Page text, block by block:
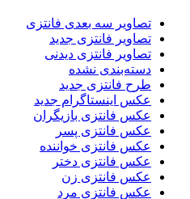
تصاویر سه بعدی فانتزی
تصاویر فانتزی جدید
تصاویر فانتزی دیدنی
دسته‌بندی نشده
طرح فانتزی جدید
عکس اینستاگرام جدید
عکس فانتزی بازیگران
عکس فانتزی پسر
عکس فانتزی خواننده
عکس فانتزی دختر
عکس فانتزی زن
عکس فانتزی مرد